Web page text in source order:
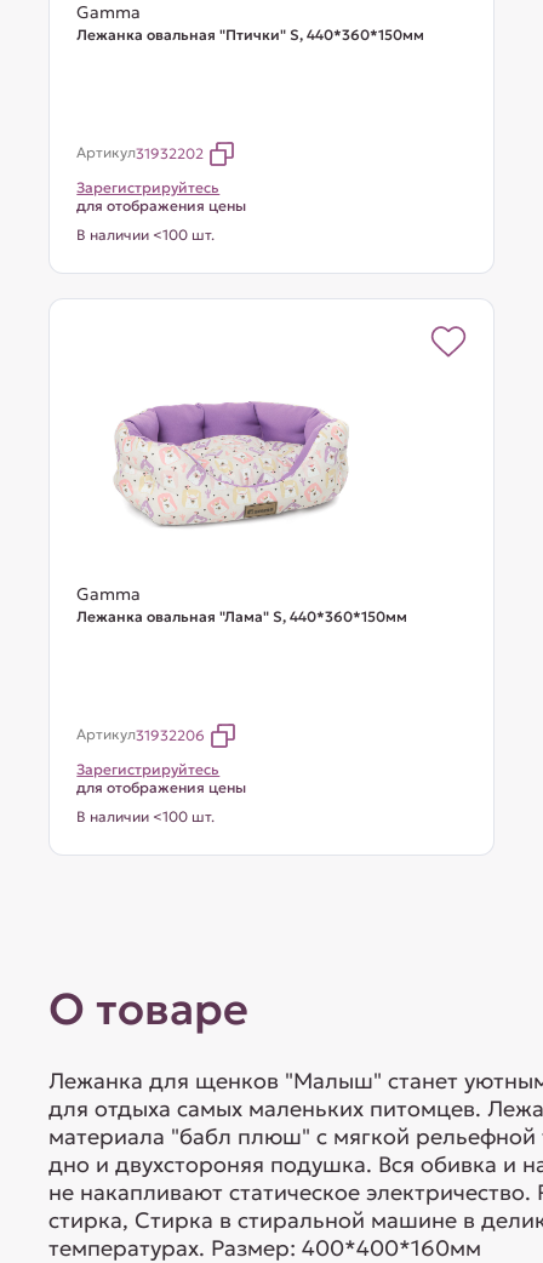
Gamma
Лежанка овальная "Птички" S, 440*360*150мм
Артикул31932202
Зарегистрируйтесь
для отображения цены
В наличии <100 шт.
Gamma
Лежанка овальная "Лама" S, 440*360*150мм
Артикул31932206
Зарегистрируйтесь
для отображения цены
В наличии <100 шт.
О товаре
Лежанка для щенков "Малыш" станет
для отдыха самых маленьких питомцев.
материала "бабл плюш" с мягкой рельефной
дно и двухстороняя подушка. Вся обивка и
не накапливают статическое
стирка, Стирка в стиральной машине в
температурах. Размер: 400*400*160мм